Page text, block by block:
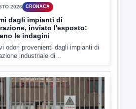
odori provenienti dagli impianti di
industriale di...